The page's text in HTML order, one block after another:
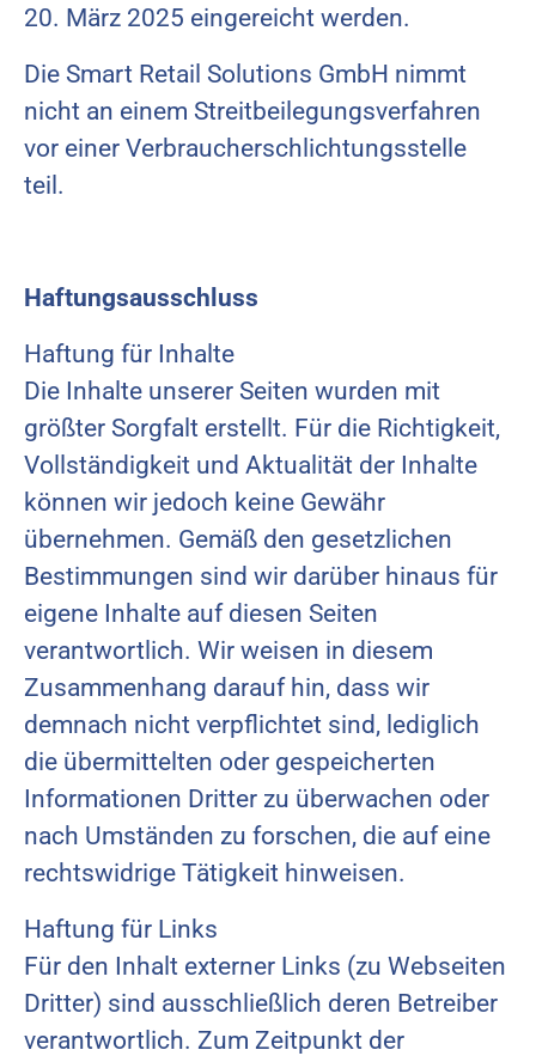
20. März 2025 eingereicht werden.
Die Smart Retail Solutions GmbH nimmt
nicht an einem Streitbeilegungsverfahren
vor einer Verbraucherschlichtungsstelle
teil.
Haftungsausschluss
Haftung für Inhalte
Die Inhalte unserer Seiten wurden mit
größter Sorgfalt erstellt. Für die Richtigkeit,
Vollständigkeit und Aktualität der Inhalte
können wir jedoch keine Gewähr
übernehmen. Gemäß den gesetzlichen
Bestimmungen sind wir darüber hinaus für
eigene Inhalte auf diesen Seiten
verantwortlich. Wir weisen in diesem
Zusammenhang darauf hin, dass wir
demnach nicht verpflichtet sind, lediglich
die übermittelten oder gespeicherten
Informationen Dritter zu überwachen oder
nach Umständen zu forschen, die auf eine
rechtswidrige Tätigkeit hinweisen.
Haftung für Links
Für den Inhalt externer Links (zu Webseiten
Dritter) sind ausschließlich deren Betreiber
verantwortlich. Zum Zeitpunkt der